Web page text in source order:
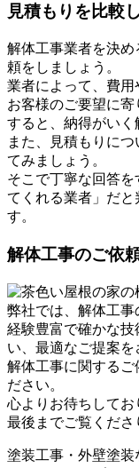
見積もりを比較
解体工事業者を決
頼をしましょう。
業者によって、費用
お客様のご要望に
すると、納得がいく
また、見積もりに
てみましょう。
そこで丁寧な回答
てくれる業者」だ
す。
解体工事のご依
弊社では、解体工事
経験豊富で確かな
い、最適なご提案を
解体工事に関する
ださい。
心よりお待ちしてお
最後までご覧くださ
塗装工事・外壁塗